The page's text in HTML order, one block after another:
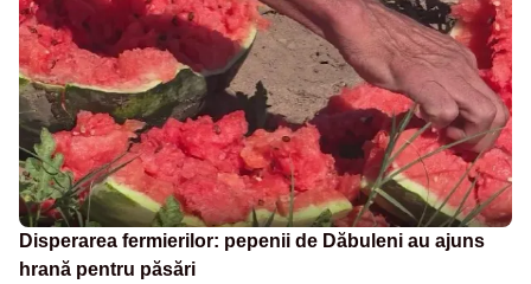
Disperarea fermierilor: pepenii de Dăbuleni au ajuns
hrană pentru păsări